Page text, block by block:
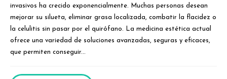
invasivos ha crecido exponencialmente. Muchas personas desean
mejorar su silueta, eliminar grasa localizada, combatir la flacidez o
la celulitis sin pasar por el quirófano. La medicina estética actual
ofrece una variedad de soluciones avanzadas, seguras y eficaces,
que permiten conseguir...